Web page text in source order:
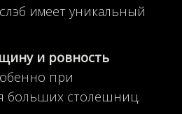
имеет уникальный
и ровность
при
больших столешниц.